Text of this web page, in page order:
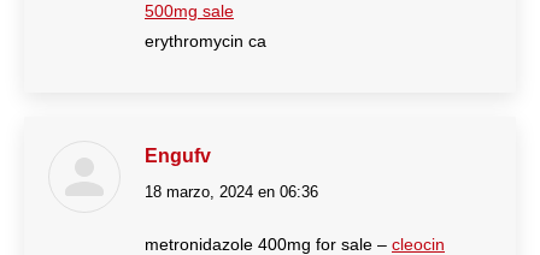
500mg sale
erythromycin ca
Engufv
dice:
18 marzo, 2024 en 06:36
metronidazole 400mg for sale – cleocin